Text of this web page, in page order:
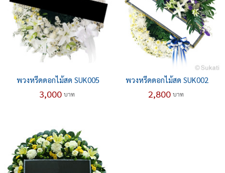
พวงหรีดดอกไม้สด SUK005
3,000 บาท
พวงหรีดดอกไม้สด SUK002
2,800 บาท